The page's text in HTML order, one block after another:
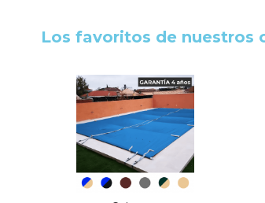
Los favoritos de nuestros